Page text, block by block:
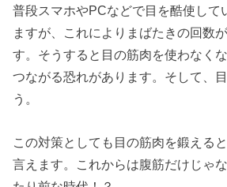
普段スマホやPCなどで目を酷使して
ますが、これによりまばたきの回数
す。そうすると目の筋肉を使わなく
つながる恐れがあります。そして、
う。
この対策としても目の筋肉を鍛える
言えます。これからは腹筋だけじゃ